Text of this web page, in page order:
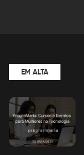
EM ALTA